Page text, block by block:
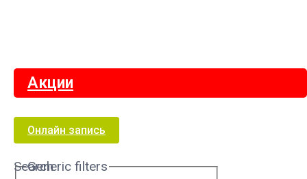
Акции
Онлайн запись
Search
Generic filters